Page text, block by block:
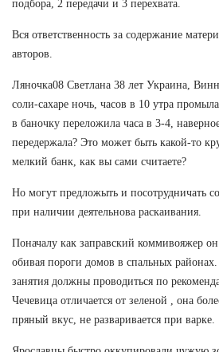
подбора, 2 передачи и 3 перехвата.
Вся ответственность за содержание
авторов.
Ляночка08 Светлана 38 лет Украина,
соли-сахаре ночь, часов в 10 утра
в баночку переложила часа в 3-4,
передержала? Это может быть какой-то
мелкий банк, как вы сами считаете?
Но могут предложыть и посотрудничать
при наличии деятельнова раскаивания.
Поначалу как заправский коммивояжер
обивая пороги домов в спальных
занятия должны проводиться по
Чечевица отличается от зеленой , она
пряный вкус, не разваривается при варке.